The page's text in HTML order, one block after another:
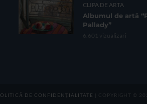
CLIPA DE ARTA
Albumul de artă
Pallady”
6.601 vizualizari
DE CONFIDENȚIALITATE | COPYRIGHT ©